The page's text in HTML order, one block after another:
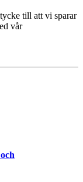
till att vi sparar
vår